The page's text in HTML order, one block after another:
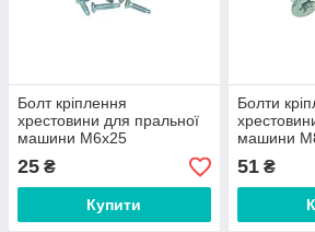
Болт кріплення
хрестовини для пральної
машини M6x25
25 ₴
Купити
Болти
машини
51₴